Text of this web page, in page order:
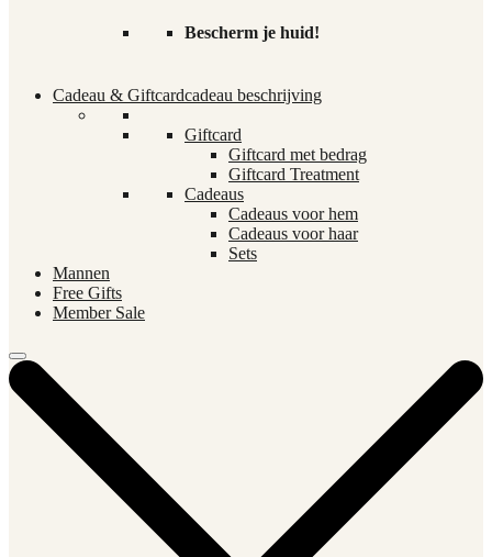
Bescherm je huid!
Cadeau & Giftcardcadeau beschrijving
Giftcard
Giftcard met bedrag
Giftcard Treatment
Cadeaus
Cadeaus voor hem
Cadeaus voor haar
Sets
Mannen
Free Gifts
Member Sale